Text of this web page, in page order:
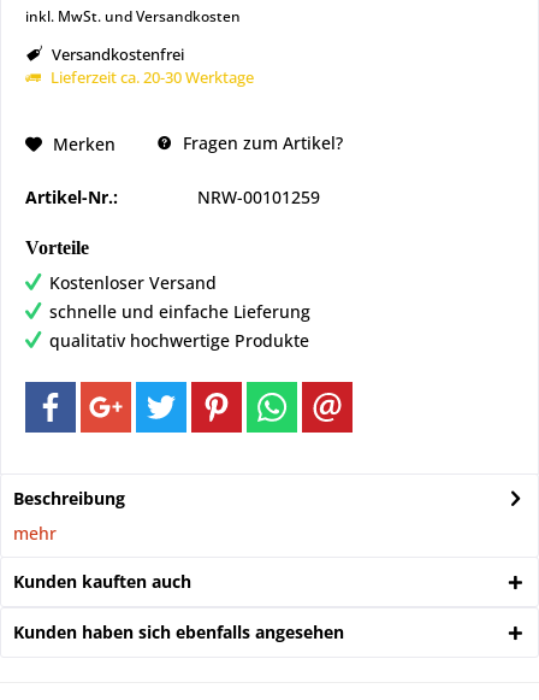
inkl. MwSt. und Versandkosten
Versandkostenfrei
Lieferzeit ca. 20-30 Werktage
Merken Fragen zum Artikel?
Artikel-Nr.: NRW-00101259
Vorteile
Kostenloser Versand
schnelle und einfache Lieferung
qualitativ hochwertige Produkte
Beschreibung
mehr
Kunden kauften auch
Kunden haben sich ebenfalls angesehen